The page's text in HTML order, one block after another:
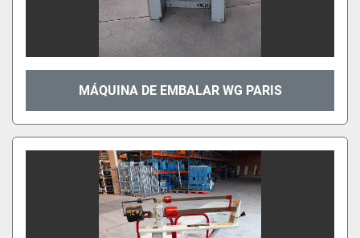
MÁQUINA DE EMBALAR WG PARIS